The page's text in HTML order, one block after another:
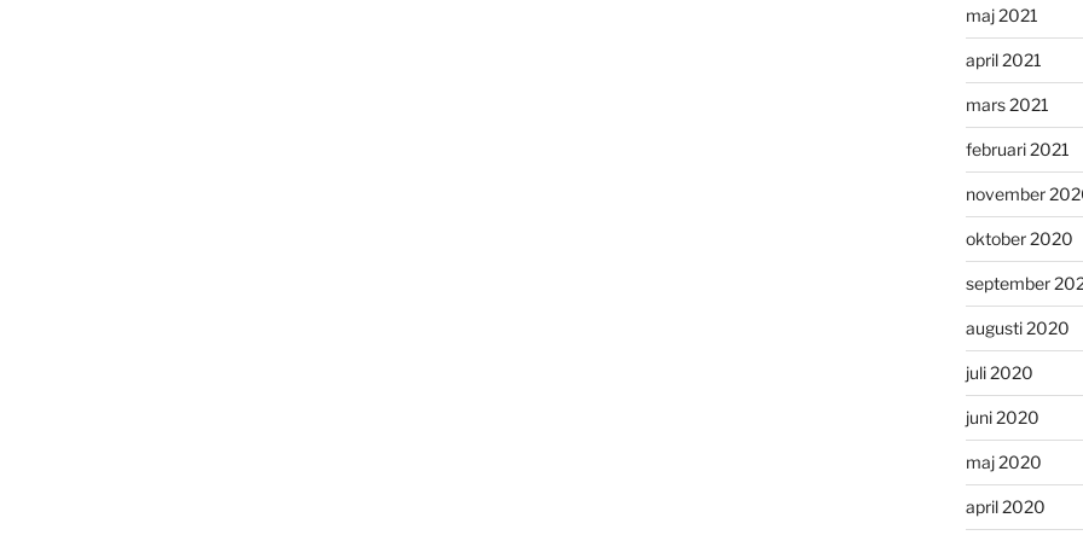
maj 2021
april 2021
mars 2021
februari 2021
november
oktober 2020
september
augusti 2020
juli 2020
juni 2020
maj 2020
april 2020